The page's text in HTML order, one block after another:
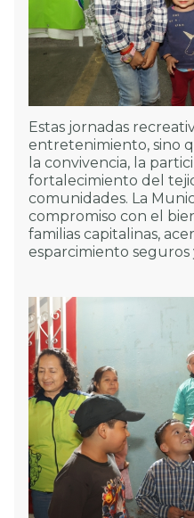
Estas jornadas
entretenimiento, sino
la convivencia, la
fortalecimiento del
comunidades. La
compromiso con el
familias capitalinas,
esparcimiento seguros